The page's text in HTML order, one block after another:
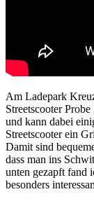
Am Ladepark
Streetscooter
und kann dabei
Streetscooter ein
Damit sind
dass man ins
unten gezapft fand
besonders